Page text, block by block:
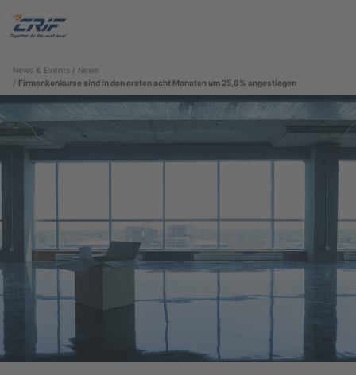
Search Menu
News & Events
News
Firmenkonkurse sind in den ersten acht Monaten um 25,8% angestiegen